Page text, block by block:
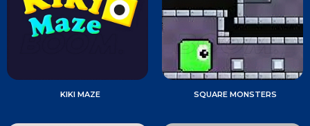
KIKI MAZE SQUARE MONSTERS